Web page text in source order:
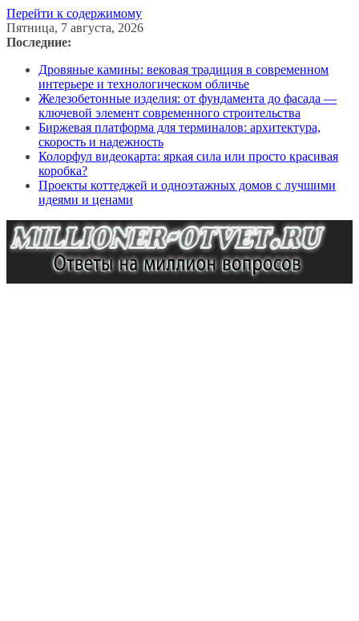
Перейти к содержимому
Пятница, 7 августа, 2026
Последние:
Дровяные камины: вековая традиция в современном
интерьере и технологическом обличье
Железобетонные изделия: от фундамента до фасада —
ключевой элемент современного строительства
Биржевая платформа для терминалов: архитектура,
скорость и надежность
Колорфул видеокарта: яркая сила или просто красивая
коробка?
Проекты коттеджей и одноэтажных домов с лучшими
идеями и ценами